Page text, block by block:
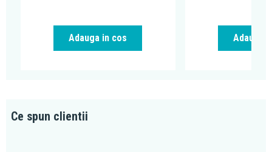
Adauga in cos Adauga
Ce spun clientii